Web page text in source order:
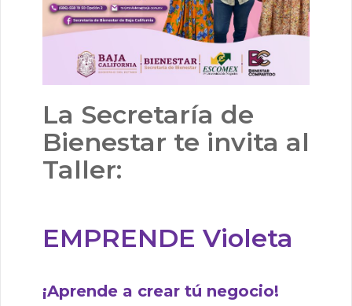
La Secretaría de
Bienestar te invita al
Taller:
EMPRENDE Violeta
¡Aprende a crear tú negocio!